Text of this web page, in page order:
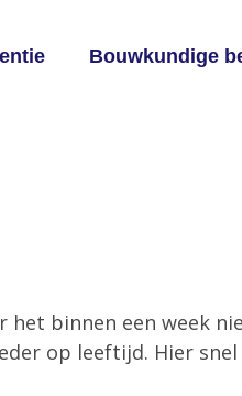
Bouwkundige
het binnen een week
op leeftijd. Hier